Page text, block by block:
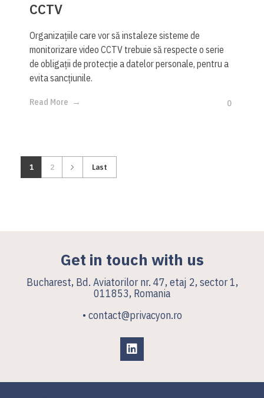
CCTV
Organizațiile care vor să instaleze sisteme de
monitorizare video CCTV trebuie să respecte o serie
de obligații de protecție a datelor personale, pentru a
evita sancțiunile.
Read More 0
1 2 Last
Get in touch with us
Bucharest, Bd. Aviatorilor nr. 47, etaj 2, sector 1,
011853, Romania
• contact@privacyon.ro